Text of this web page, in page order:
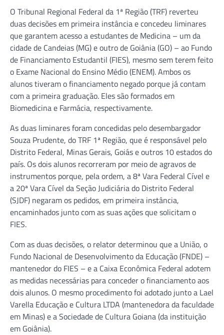
O Tribunal Regional Federal da 1ª Região (TRF) reverteu
duas decisões em primeira instância e concedeu liminares
que garantem acesso a estudantes de Medicina – um da
cidade de Candeias (MG) e outro de Goiânia (GO) – ao Fundo
de Financiamento Estudantil (FIES), mesmo sem terem feito
o Exame Nacional do Ensino Médio (ENEM). Ambos os
alunos tiveram o financiamento negado porque já contam
com a primeira graduação. Eles são formados em
Biomedicina e Farmácia, respectivamente.
As duas liminares foram concedidas pelo desembargador
Souza Prudente, do TRF 1ª Região, que é responsável pelo
Distrito Federal, Minas Gerais, Goiás e outros 10 estados do
país. Os dois alunos recorreram por meio de agravos de
instrumentos porque, pela ordem, a 8ª Vara Federal Cível e
a 20ª Vara Cível da Seção Judiciária do Distrito Federal
(SJDF) negaram os pedidos, em primeira instância,
encaminhados junto com as suas ações que solicitam o
FIES.
Com as duas decisões, o relator determinou que a União, o
Fundo Nacional de Desenvolvimento da Educação (FNDE) –
mantenedor do FIES – e a Caixa Econômica Federal adotem
as medidas necessárias para conceder o financiamento aos
dois alunos. O mesmo procedimento foi adotado junto a Lael
Varella Educação e Cultura LTDA (mantenedora da faculdade
em Minas) e a Sociedade de Cultura Goiana (da instituição
em Goiânia).